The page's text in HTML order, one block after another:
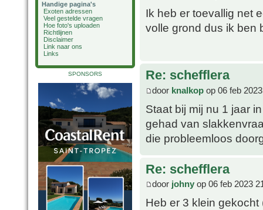
Handige pagina's
Exoten adressen
Veel gestelde vragen
Hoe foto's uploaden
Richtlijnen
Disclaimer
Link naar ons
Links
SPONSORS
Ik heb er toevallig net
volle grond dus ik ben
Re: schefflera
door knalkop op 06 feb
Staat bij mij nu 1 jaar
gehad van
die probleemloos
Re: schefflera
door johny op 06 feb 2023
Heb er 3 klein